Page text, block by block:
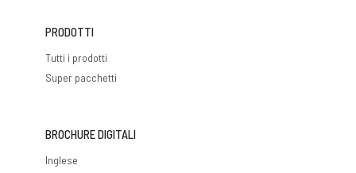
PRODOTTI
Tutti i prodotti
Super pacchetti
BROCHURE DIGITALI
Inglese